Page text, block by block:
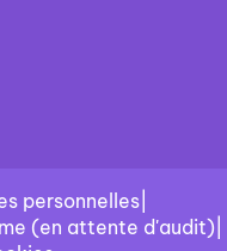
personnelles|
(en attente d'audit)